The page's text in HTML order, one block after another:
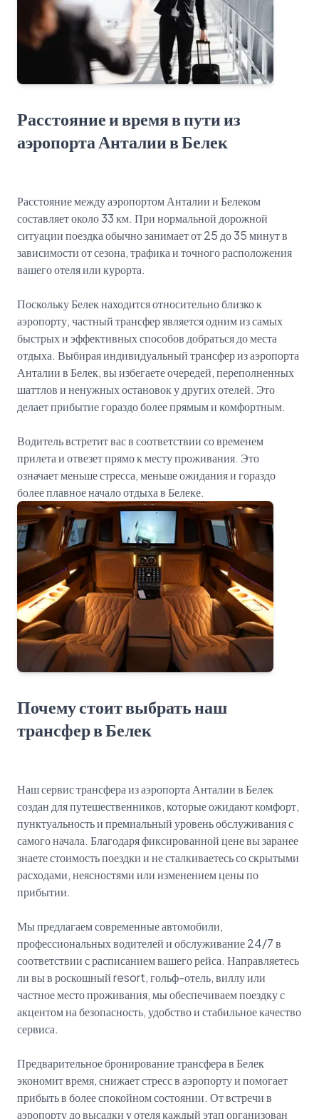
Расстояние и время в пути из
аэропорта Анталии в Белек
Расстояние между аэропортом Анталии и Белеком
составляет около 33 км. При нормальной дорожной
ситуации поездка обычно занимает от 25 до 35 минут в
зависимости от сезона, трафика и точного расположения
вашего отеля или курорта.
Поскольку Белек находится относительно близко к
аэропорту, частный трансфер является одним из самых
быстрых и эффективных способов добраться до места
отдыха. Выбирая индивидуальный трансфер из аэропорта
Анталии в Белек, вы избегаете очередей, переполненных
шаттлов и ненужных остановок у других отелей. Это
делает прибытие гораздо более прямым и комфортным.
Водитель встретит вас в соответствии со временем
прилета и отвезет прямо к месту проживания. Это
означает меньше стресса, меньше ожидания и гораздо
Почему стоит выбрать наш
трансфер в Белек
Наш сервис трансфера из аэропорта Анталии в Белек
создан для путешественников, которые ожидают комфорт,
пунктуальность и премиальный уровень обслуживания с
самого начала. Благодаря фиксированной цене вы заранее
знаете стоимость поездки и не сталкиваетесь со скрытыми
расходами, неясностями или изменением цены по
прибытии.
Мы предлагаем современные автомобили,
профессиональных водителей и обслуживание 24/7 в
соответствии с расписанием вашего рейса. Направляетесь
ли вы в роскошный resort, гольф-отель, виллу или
частное место проживания, мы обеспечиваем поездку с
акцентом на безопасность, удобство и стабильное качество
сервиса.
Предварительное бронирование трансфера в Белек
экономит время, снижает стресс в аэропорту и помогает
прибыть в более спокойном состоянии. От встречи в
аэропорту до высадки у отеля каждый этап организован